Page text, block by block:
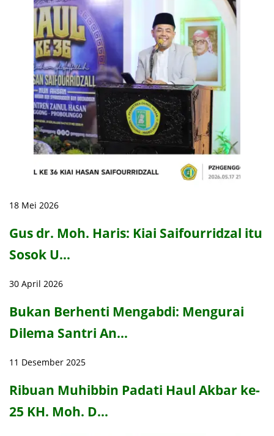
18 Mei 2026
Gus dr. Moh. Haris: Kiai Saifourridzal itu
Sosok U…
30 April 2026
Bukan Berhenti Mengabdi: Mengurai
Dilema Santri An…
11 Desember 2025
Ribuan Muhibbin Padati Haul Akbar ke-
25 KH. Moh. D…